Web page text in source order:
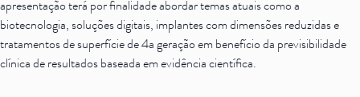
apresentação terá por finalidade abordar temas atuais como a
biotecnologia, soluções digitais, implantes com dimensões reduzidas e
tratamentos de superfície de 4a geração em benefício da previsibilidade
clínica de resultados baseada em evidência científica.